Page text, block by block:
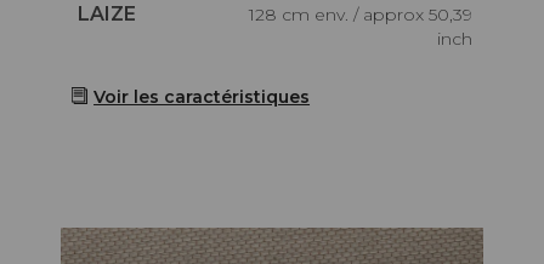
Caractéristiques
LAIZE
128 cm env. / approx 50,39
inch
Voir les caractéristiques